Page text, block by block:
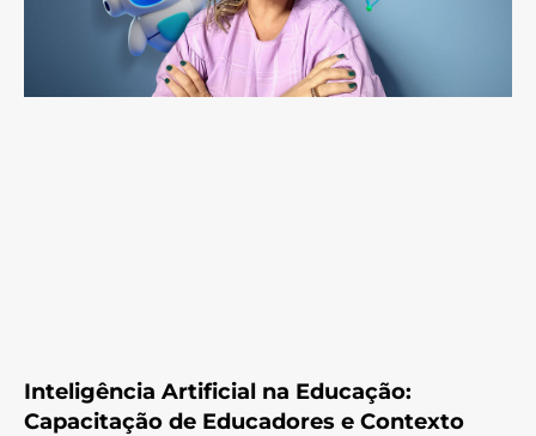
Inteligência Artificial na Educação:
Capacitação de Educadores e Contexto